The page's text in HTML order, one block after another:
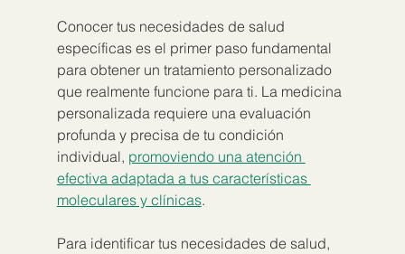
Conocer tus necesidades de salud
específicas es el primer paso fundamental
para obtener un tratamiento personalizado
que realmente funcione para ti. La medicina
personalizada requiere una evaluación
profunda y precisa de tu condición
individual, promoviendo una atención
efectiva adaptada a tus características
moleculares y clínicas.
Para identificar tus necesidades de salud,